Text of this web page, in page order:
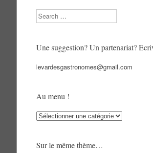
Search
Une suggestion? Un partenariat?
levardesgastronomes@gmail.com
Au menu !
Au
Sur le même thème…